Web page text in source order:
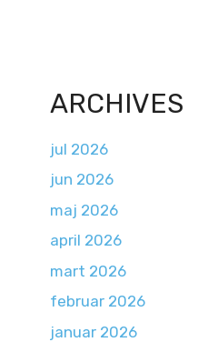
ARCHIVES
jul 2026
jun 2026
maj 2026
april 2026
mart 2026
februar 2026
januar 2026